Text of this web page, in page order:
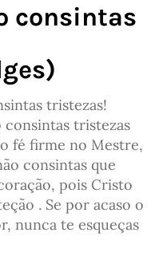
consintas
tristezas!
consintas tristezas
fé firme no Mestre,
consintas que
pois Cristo
. Se por acaso o
nunca te esqueças